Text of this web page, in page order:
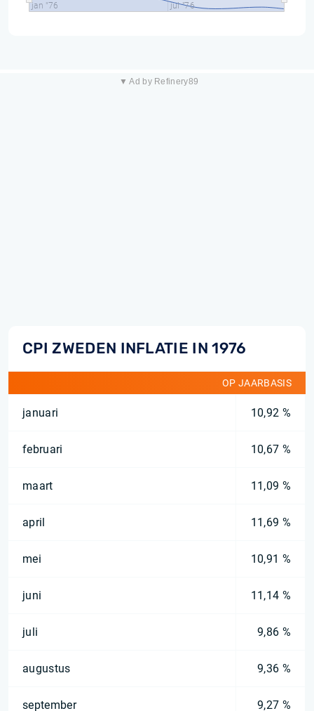
jan "76 jul "76
▼ Ad by Refinery89
CPI ZWEDEN INFLATIE IN 1976
OP JAARBASIS
januari 10,92 %
februari 10,67 %
maart 11,09 %
april 11,69 %
mei 10,91 %
juni 11,14 %
juli 9,86 %
augustus 9,36 %
september 9,27 %